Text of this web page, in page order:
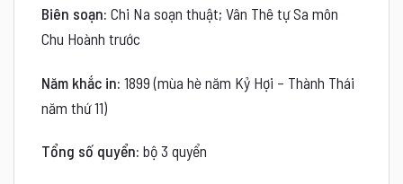
Biên soạn: Chi Na soạn thuật; Vân Thê tự Sa môn
Chu Hoành trước
Năm khắc in: 1899 (mùa hè năm Kỷ Hợi – Thành Thái
năm thứ 11)
Tổng số quyển: bộ 3 quyển